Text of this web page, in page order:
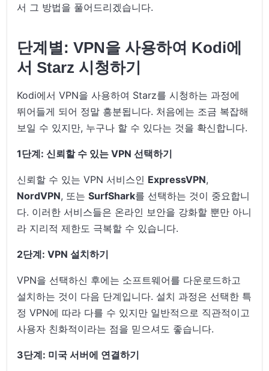
서 그 방법을 풀어드리겠습니다.
단계별: VPN을 사용하여 Kodi에
서 Starz 시청하기
Kodi에서 VPN을 사용하여 Starz를 시청하는 과정에
뛰어들게 되어 정말 흥분됩니다. 처음에는 조금 복잡해
보일 수 있지만, 누구나 할 수 있다는 것을 확신합니다.
1단계: 신뢰할 수 있는 VPN 선택하기
신뢰할 수 있는 VPN 서비스인 ExpressVPN,
NordVPN, 또는SurfShark를 선택하는 것이 중요합니
다. 이러한 서비스들은 온라인 보안을 강화할 뿐만 아니
라 지리적 제한도 극복할 수 있습니다.
2단계: VPN 설치하기
VPN을 선택하신 후에는 소프트웨어를 다운로드하고
설치하는 것이 다음 단계입니다. 설치 과정은 선택한 특
정 VPN에 따라 다를 수 있지만 일반적으로 직관적이고
사용자 친화적이라는 점을 믿으셔도 좋습니다.
3단계: 미국 서버에 연결하기